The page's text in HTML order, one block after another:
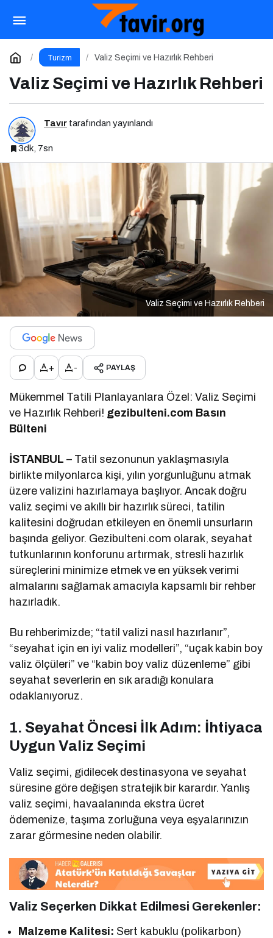
Turizm Valiz Seçimi ve Hazırlık Rehberi
Valiz Seçimi ve Hazırlık Rehberi
Tavır tarafından yayınlandı
3dk, 7sn
Valiz Seçimi ve Hazırlık Rehberi
+ - PAYLAŞ
Mükemmel Tatili Planlayanlara Özel: Valiz Seçimi
ve Hazırlık Rehberi! gezibulteni.com Basın
Bülteni
İSTANBUL – Tatil sezonunun yaklaşmasıyla
birlikte milyonlarca kişi, yılın yorgunluğunu atmak
üzere valizini hazırlamaya başlıyor. Ancak doğru
valiz seçimi ve akıllı bir hazırlık süreci, tatilin
kalitesini doğrudan etkileyen en önemli unsurların
başında geliyor. Gezibulteni.com olarak, seyahat
tutkunlarının konforunu artırmak, stresli hazırlık
süreçlerini minimize etmek ve en yüksek verimi
almalarını sağlamak amacıyla kapsamlı bir rehber
hazırladık.
Bu rehberimizde; “tatil valizi nasıl hazırlanır”,
“seyahat için en iyi valiz modelleri”, “uçak kabin boy
valiz ölçüleri” ve “kabin boy valiz düzenleme” gibi
seyahat severlerin en sık aradığı konulara
odaklanıyoruz.
1. Seyahat Öncesi İlk Adım: İhtiyaca
Uygun Valiz Seçimi
Valiz seçimi, gidilecek destinasyona ve seyahat
süresine göre değişen stratejik bir karardır. Yanlış
valiz seçimi, havaalanında ekstra ücret
ödemenize, taşıma zorluğuna veya eşyalarınızın
zarar görmesine neden olabilir.
Valiz Seçerken Dikkat Edilmesi Gerekenler:
Malzeme Kalitesi: Sert kabuklu (polikarbon)
Emirates’ten Geleceğin Havacılık Vizyonuna
5,1 Milyar Dolarlık Dev Yatırım
Yorum Yap